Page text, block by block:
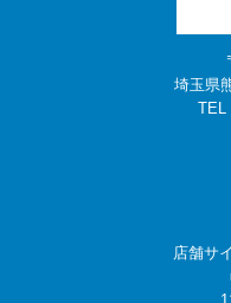
埼玉県
TEL
店舗サ